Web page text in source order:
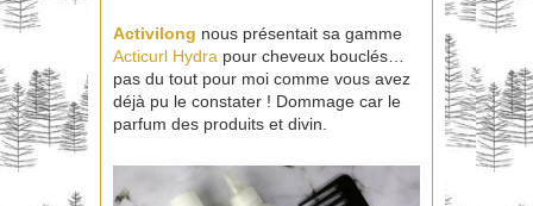
Activilong nous présentait sa gamme
Acticurl Hydra pour cheveux bouclés…
pas du tout pour moi comme vous avez
déjà pu le constater ! Dommage car le
parfum des produits et divin.